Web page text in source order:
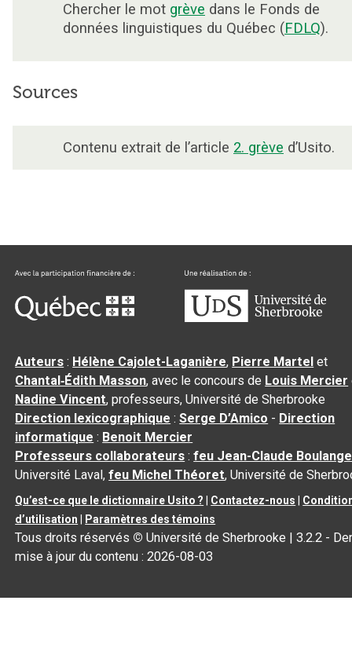
Chercher le mot grève dans le Fonds de
données linguistiques du Québec (FDLQ).
Sources
Contenu extrait de l’article 2. grève d’Usito.
Auteurs : Hélène Cajolet-Laganière, Pierre Martel et
Chantal‑Édith Masson, avec le concours de Louis Mercier
Nadine Vincent, professeurs, Université de Sherbrooke
Direction lexicographique :Serge D’Amico - Direction
informatique : Benoit Mercier
Professeurs collaborateurs :feu Jean-Claude
Université Laval,feu Michel Théoret, Université de
Qu’est-ce que le dictionnaire Usito ? Contactez-nous
d’utilisation
Paramètres des témoins
Tous droits réservés © Université de Sherbrooke |3.2.2 -
mise à jour du contenu :2026-08-03